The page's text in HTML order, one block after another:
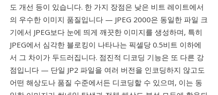
도 개선 등이 있습니다. 한 가지 장점은 낮은 비트 레이트에서
의 우수한 이미지 품질입니다 — JPEG 2000은 동일한 파일 크
기에서 JPEG보다 눈에 띄게 깨끗한 이미지를 생성하며, 특히
JPEG에서 심각한 블로킹이 나타나는 픽셀당 0.5비트 이하에
서 그 차이가 두드러집니다. 점진적 디코딩 기능은 또 다른 강
점입니다 — 단일 JP2 파일을 여러 버전을 인코딩하지 않고도
어떤 해상도나 품질 수준에서든 디코딩할 수 있으며, 이는 동